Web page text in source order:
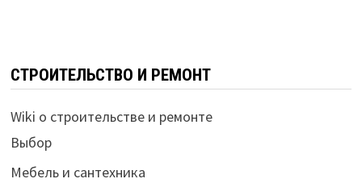
СТРОИТЕЛЬСТВО И РЕМОНТ
Wiki о строительстве и ремонте
Выбор
Мебель и сантехника